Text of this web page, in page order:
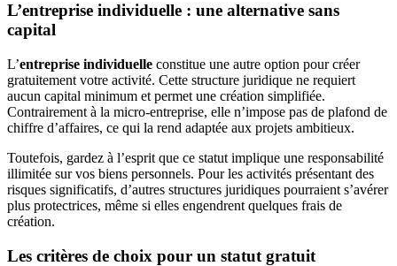
L’entreprise individuelle : une alternative sans
capital
L’entreprise individuelle constitue une autre option pour créer
gratuitement votre activité. Cette structure juridique ne requiert
aucun capital minimum et permet une création simplifiée.
Contrairement à la micro-entreprise, elle n’impose pas de plafond de
chiffre d’affaires, ce qui la rend adaptée aux projets ambitieux.
Toutefois, gardez à l’esprit que ce statut implique une responsabilité
illimitée sur vos biens personnels. Pour les activités présentant des
risques significatifs, d’autres structures juridiques pourraient s’avérer
plus protectrices, même si elles engendrent quelques frais de
création.
Les critères de choix pour un statut gratuit